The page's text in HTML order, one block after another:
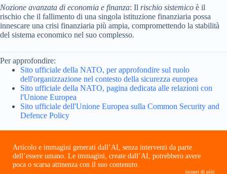
Nozione avanzata di economia e finanza: Il rischio sistemico è il
rischio che il fallimento di una singola istituzione finanziaria possa
innescare una crisi finanziaria più ampia, compromettendo la stabilità
del sistema economico nel suo complesso.
Per approfondire:
Sito ufficiale della NATO, per approfondire sul ruolo
dell'organizzazione nel contesto della sicurezza europea
Sito ufficiale della NATO, pagina dedicata alle relazioni con
l'Unione Europea
Sito ufficiale dell'Unione Europea sulla Common Security and
Defence Policy
Articolo e immagini generati dall’AI, senza interventi da parte
dell’essere umano. Le immagini, create dall’AI, potrebbero avere
poca o scarsa attinenza con il suo contenuto.
(scopri di più)